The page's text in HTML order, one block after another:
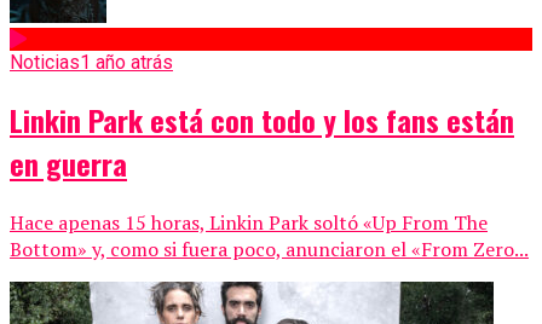
Noticias1 año atrás
Linkin Park está con todo y los fans están
en guerra
Hace apenas 15 horas, Linkin Park soltó «Up From The
Bottom» y, como si fuera poco, anunciaron el «From Zero...